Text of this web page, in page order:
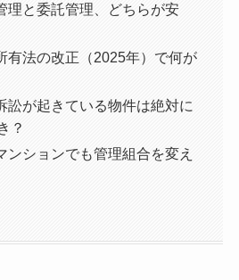
理と委託管理、どちらが安
有法の改正（2025年）で何が
訟が起きている物件は絶対に
？
ンションでも管理組合を変え